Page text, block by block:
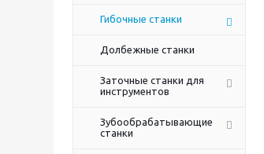
Гибочные станки
Долбежные станки
Заточные станки для
инструментов
Зубообрабатывающие
станки